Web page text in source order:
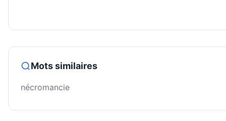
Mots similaires
nécromancie